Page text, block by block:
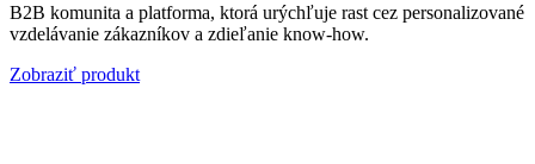
B2B komunita a platforma, ktorá urýchľuje rast cez personalizované
vzdelávanie zákazníkov a zdieľanie know-how.
Zobraziť produkt